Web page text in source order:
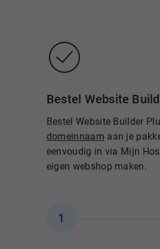
Bestel Website
Bestel Website Builder
domeinnaam aan je
eenvoudig in via Mijn
eigen webshop maken.
1